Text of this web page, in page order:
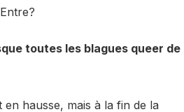
toutes les blagues queer de
hausse, mais à la fin de la